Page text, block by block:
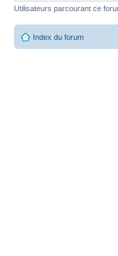
Utilisateurs parcourant ce
Index du forum